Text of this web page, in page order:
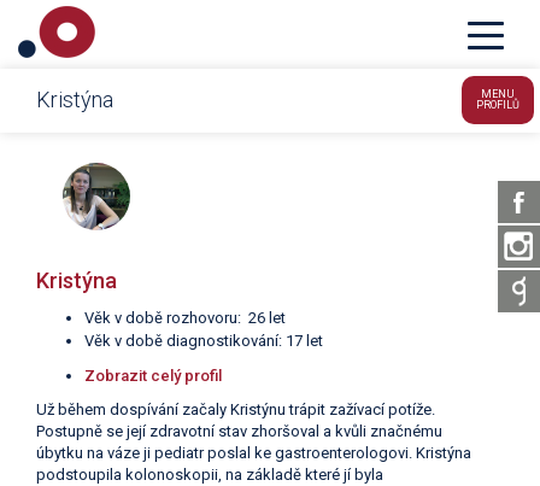
Crohnova nemoc a ulcerózní kolitida – IBD
Kristýna
MENU
PROFILŮ
Kristýna
Věk v době rozhovoru: 26 let
Věk v době diagnostikování: 17 let
Zobrazit celý profil
Už během dospívání začaly Kristýnu trápit zažívací potíže.
Postupně se její zdravotní stav zhoršoval a kvůli značnému
úbytku na váze ji pediatr poslal ke gastroenterologovi. Kristýna
podstoupila kolonoskopii, na základě které jí byla